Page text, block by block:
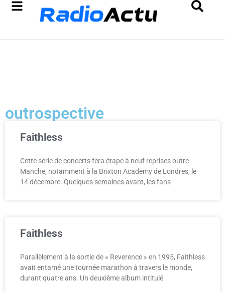
outrospective
Faithless
Cette série de concerts fera étape à neuf reprises outre-
Manche, notamment à la Brixton Academy de Londres, le
14 décembre. Quelques semaines avant, les fans
Faithless
Parallèlement à la sortie de « Reverence » en 1995, Faithless
avait entamé une tournée marathon à travers le monde,
durant quatre ans. Un deuxième album intitulé